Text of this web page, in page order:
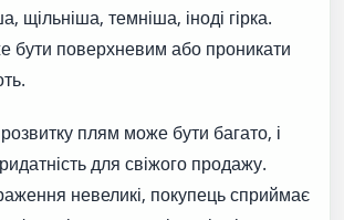
щільніша, темніша, іноді гірка.
бути поверхневим або проникати
плям може бути багато, і
для свіжого продажу.
невеликі, покупець сприймає